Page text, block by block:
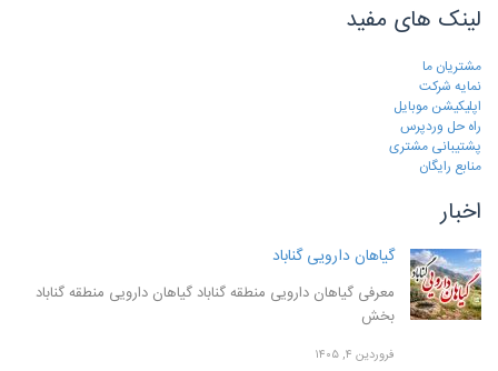
لینک های مفید
مشتریان ما
نمایه شرکت
اپلیکیشن موبایل
راه حل وردپرس
پشتیبانی مشتری
منابع رایگان
اخبار
گیاهان دارویی گناباد
معرفی گیاهان دارویی منطقه گناباد گیاهان دارویی منطقه گناباد
بخش
فروردین ۴, ۱۴۰۵